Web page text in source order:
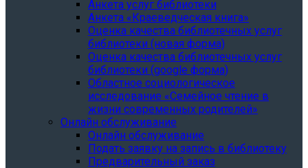
Анкета услуг библиотеки
Анкета «Краеведческая книга»
Oценка качества библиотечных услуг
библиотеки (новая форма)
Oценка качества библиотечных услуг
библиотеки (google форма)
Областное социологическое
исследование «Семейное чтение в
жизни современных родителей»
Онлайн обслуживание
Онлайн обслуживание
Подать заявку на запись в библиотеку
Предварительный заказ